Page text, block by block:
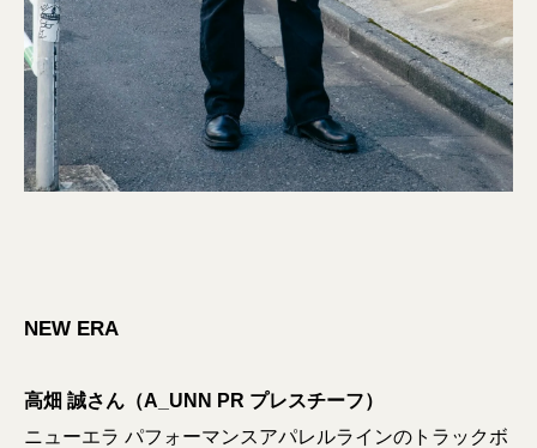
NEW ERA
高畑 誠さん（A_UNN PR プレスチーフ）
ニューエラ パフォーマンスアパレルラインのトラックボ